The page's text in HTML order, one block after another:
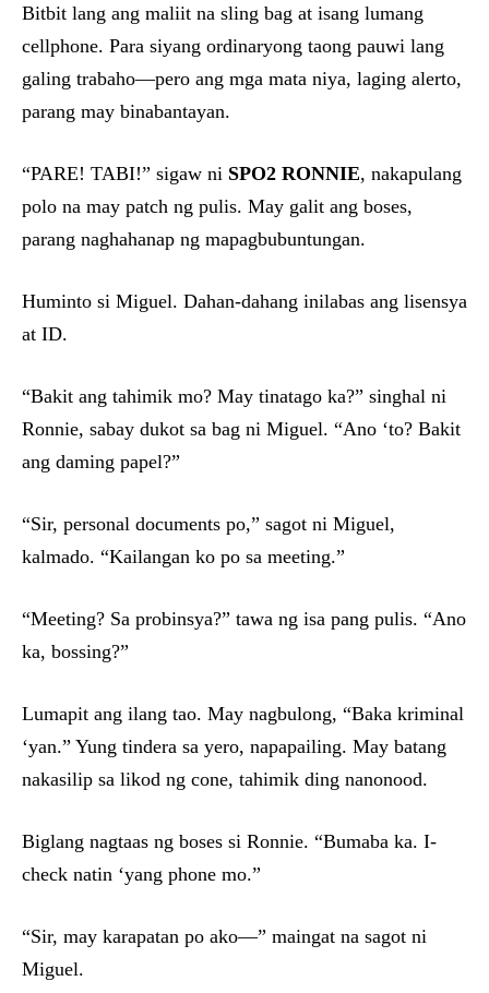
Bitbit lang ang maliit na sling bag at isang lumang
cellphone. Para siyang ordinaryong taong pauwi lang
galing trabaho—pero ang mga mata niya, laging alerto,
parang may binabantayan.
“PARE! TABI!” sigaw ni SPO2 RONNIE, nakapulang
polo na may patch ng pulis. May galit ang boses,
parang naghahanap ng mapagbubuntungan.
Huminto si Miguel. Dahan-dahang inilabas ang lisensya
at ID.
“Bakit ang tahimik mo? May tinatago ka?” singhal ni
Ronnie, sabay dukot sa bag ni Miguel. “Ano ‘to? Bakit
ang daming papel?”
“Sir, personal documents po,” sagot ni Miguel,
kalmado. “Kailangan ko po sa meeting.”
“Meeting? Sa probinsya?” tawa ng isa pang pulis. “Ano
ka, bossing?”
Lumapit ang ilang tao. May nagbulong, “Baka kriminal
‘yan.” Yung tindera sa yero, napapailing. May batang
nakasilip sa likod ng cone, tahimik ding nanonood.
Biglang nagtaas ng boses si Ronnie. “Bumaba ka. I-
check natin ‘yang phone mo.”
“Sir, may karapatan po ako—” maingat na sagot ni
Miguel.